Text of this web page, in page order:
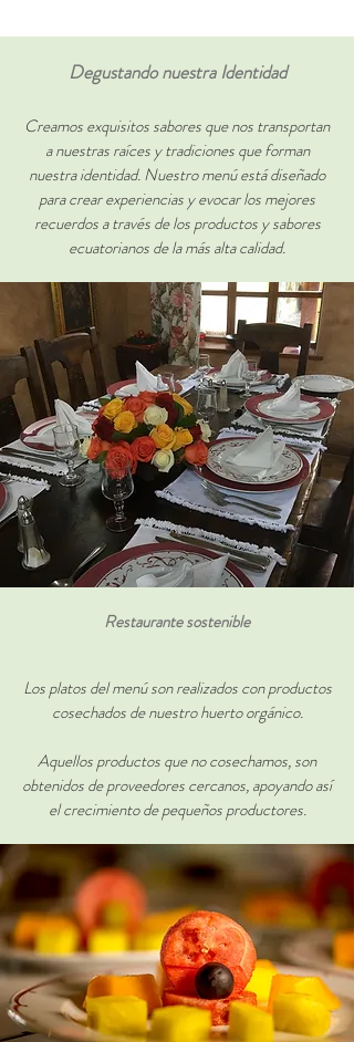
Degustando nuestra Identidad
Creamos exquisitos sabores que nos transportan
a nuestras raíces y tradiciones que forman
nuestra identidad. Nuestro menú está diseñado
para crear experiencias y evocar los mejores
recuerdos a través de los productos y sabores
ecuatorianos de la más alta calidad.
Restaurante sostenible
Los platos del menú son realizados con productos
cosechados de nuestro huerto orgánico.
Aquellos productos que no cosechamos, son
obtenidos de proveedores cercanos, apoyando así
el crecimiento de pequeños productores.